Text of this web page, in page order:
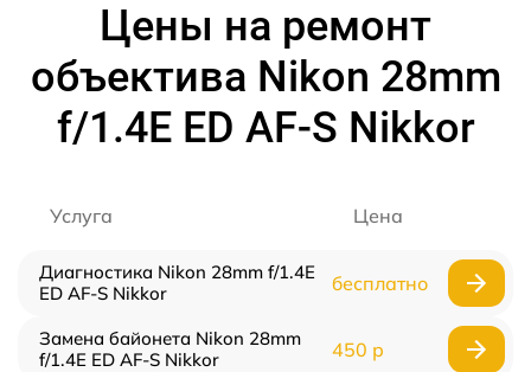
Цены на ремонт
объектива Nikon 28mm
f/1.4E ED AF-S Nikkor
Услуга Цена
Диагностика Nikon 28mm f/1.4E
ED AF-S Nikkor
бесплатно
Замена байонета Nikon 28mm
f/1.4E ED AF-S Nikkor
450 р